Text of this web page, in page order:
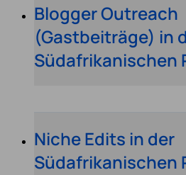
Blogger Outreach
(Gastbeiträge) in
Südafrikanischen
Niche Edits in der
Südafrikanischen